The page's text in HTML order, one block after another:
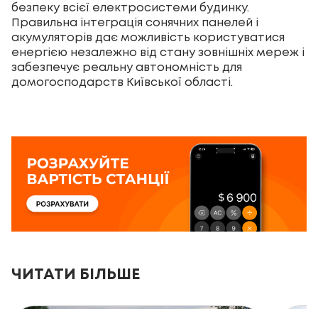
безпеку всієї електросистеми будинку.
Правильна інтеграція сонячних панелей і
акумуляторів дає можливість користуватися
енергією незалежно від стану зовнішніх мереж і
забезпечує реальну автономність для
домогосподарств Київської області.
ЧИТАТИ БІЛЬШЕ